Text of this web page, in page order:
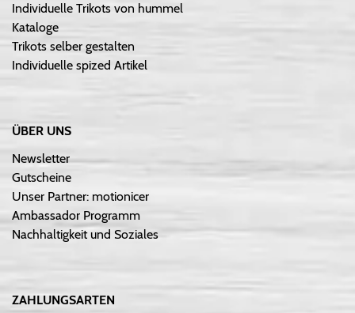
Individuelle Trikots von hummel
Kataloge
Trikots selber gestalten
Individuelle spized Artikel
ÜBER UNS
Newsletter
Gutscheine
Unser Partner: motionicer
Ambassador Programm
Nachhaltigkeit und Soziales
ZAHLUNGSARTEN